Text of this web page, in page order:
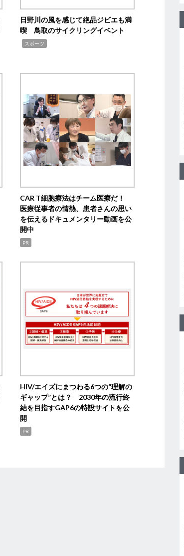
日野川の風を感じて絶品ジビエも満
喫 鳥取のサイクリングイベント
スポーツ
CAR T細胞療法はチーム医療だ！
医療従事者の情熱、患者さんの思い
を伝えるドキュメンタリー動画を公
開中
PR
HIV/エイズにまつわる6つの“理解の
ギャップ”とは？ 2030年の流行終
結を目指すGAP6の特設サイトを公
開
PR